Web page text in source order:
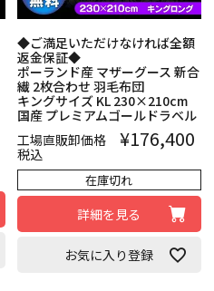
◆ご満足いただけなければ全額
返金保証◆
ポーランド産 マザーグース 新合
繊 2枚合わせ 羽毛布団
キングサイズ KL 230×210cm
国産 プレミアムゴールドラベル
工場直販卸価格
¥176,400
税込
在庫切れ
詳細を見る
お気に入り登録